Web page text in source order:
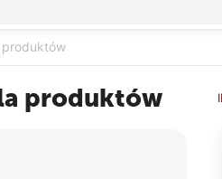
produktów
produktów